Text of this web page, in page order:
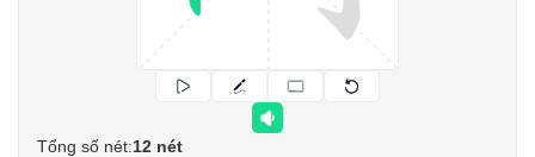
Tổng số nét:12 nét